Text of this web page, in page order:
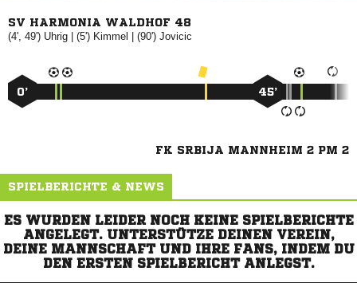
SV HARMONIA WALDHOF 48
(4', 49')  | (5')  | (90') 
0’ 45’
FK SRBIJA MANNHEIM 2 PM 2
SPIELBERICHTE & NEWS
ES WURDEN LEIDER NOCH KEINE SPIELBERICHTE
ANGELEGT. UNTERSTÜTZE DEINEN VEREIN,
DEINE MANNSCHAFT UND IHRE FANS, INDEM DU
DEN ERSTEN SPIELBERICHT ANLEGST.